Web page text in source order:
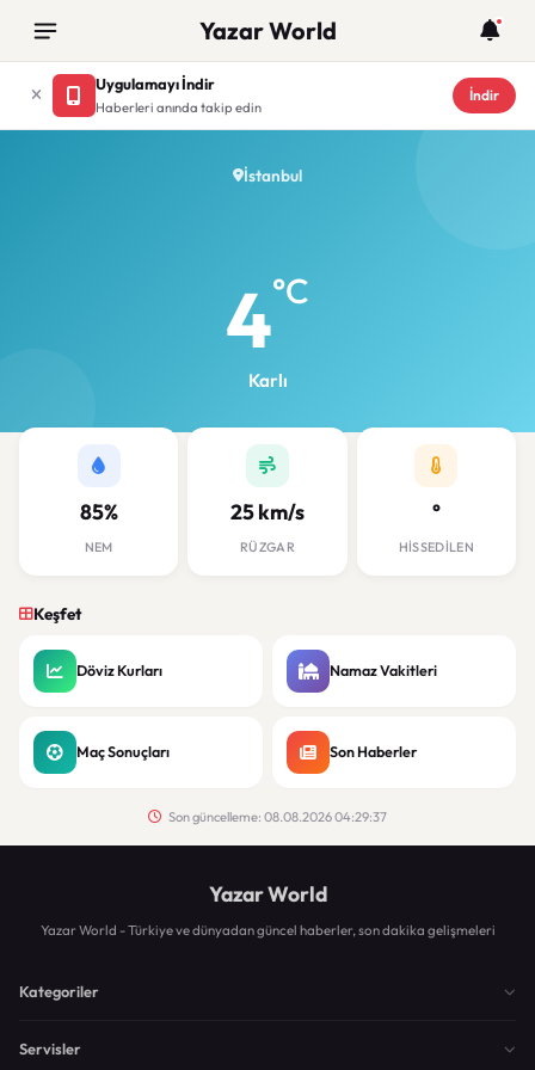
Yazar World
Uygulamayı İndir
Haberleri anında takip edin
İndir
İstanbul
4°C
Karlı
85%
NEM
25 km/s
RÜZGAR
°
HISSEDILEN
Keşfet
Döviz Kurları Namaz Vakitleri
Maç Sonuçları Son Haberler
Son güncelleme: 08.08.2026 04:29:37
Yazar World
Yazar World - Türkiye ve dünyadan güncel haberler, son dakika gelişmeleri
Kategoriler
Servisler